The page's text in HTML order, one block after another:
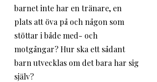
barnet inte har en tränare, en
plats att öva på och någon som
stöttar i både med- och
motgångar? Hur ska ett sådant
barn utvecklas om det bara har sig
själv?